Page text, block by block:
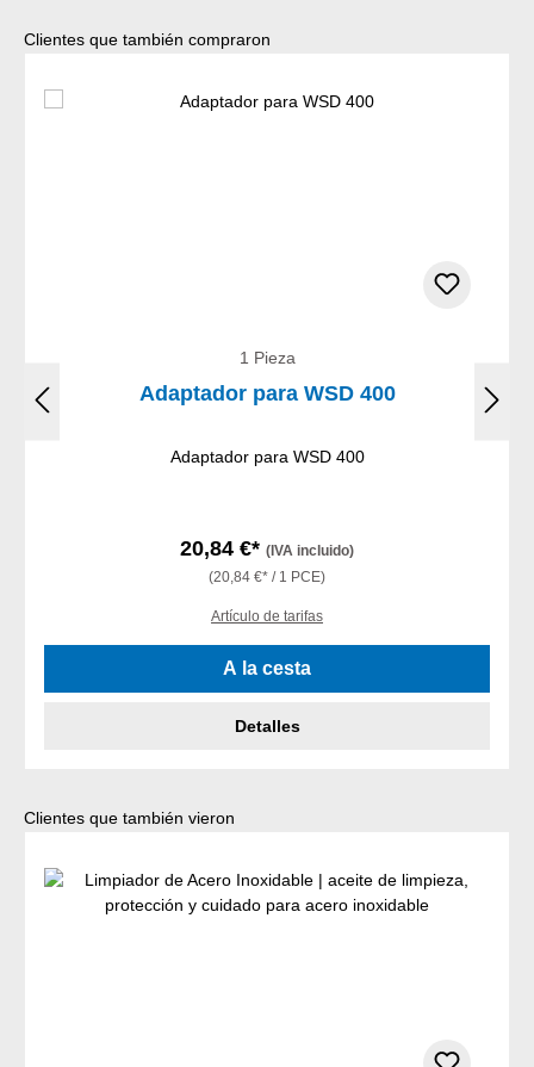
Omitir la galería de productos
Clientes que también compraron
1 Pieza
Adaptador para WSD 400
Adaptador para WSD 400
20,84 €* (IVA incluido)
(20,84 €* / 1 PCE)
Artículo de tarifas
A la cesta
Detalles
Omitir la galería de productos
Clientes que también vieron